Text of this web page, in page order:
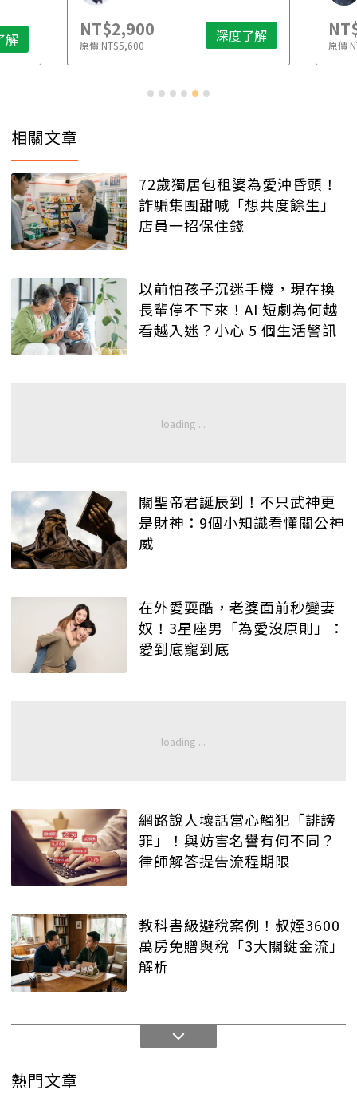
解 NT$2,900
原價NT$5,600 深度了解 原價
相關文章
72歲獨居包租婆為愛沖昏頭！
詐騙集團甜喊「想共度餘生」
店員一招保住錢
以前怕孩子沉迷手機，現在換
長輩停不下來！AI 短劇為何越
看越入迷？小心 5 個生活警訊
關聖帝君誕辰到！不只武神更
是財神：9個小知識看懂關公神
威
在外愛耍酷，老婆面前秒變妻
奴！3星座男「為愛沒原則」：
愛到底寵到底
網路說人壞話當心觸犯「誹謗
罪」！與妨害名譽有何不同？
律師解答提告流程期限
教科書級避稅案例！叔姪3600
萬房免贈與稅「3大關鍵金流」
解析
熱門文章